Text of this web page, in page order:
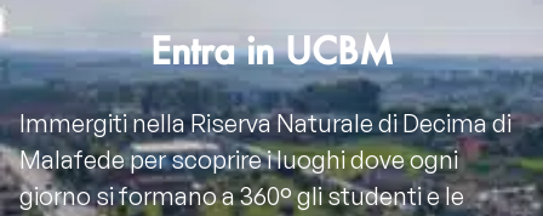
Entra in UCBM
Immergiti nella Riserva Naturale di Decima di
Malafede per scoprire i luoghi dove ogni
giorno si formano a 360° gli studenti e le